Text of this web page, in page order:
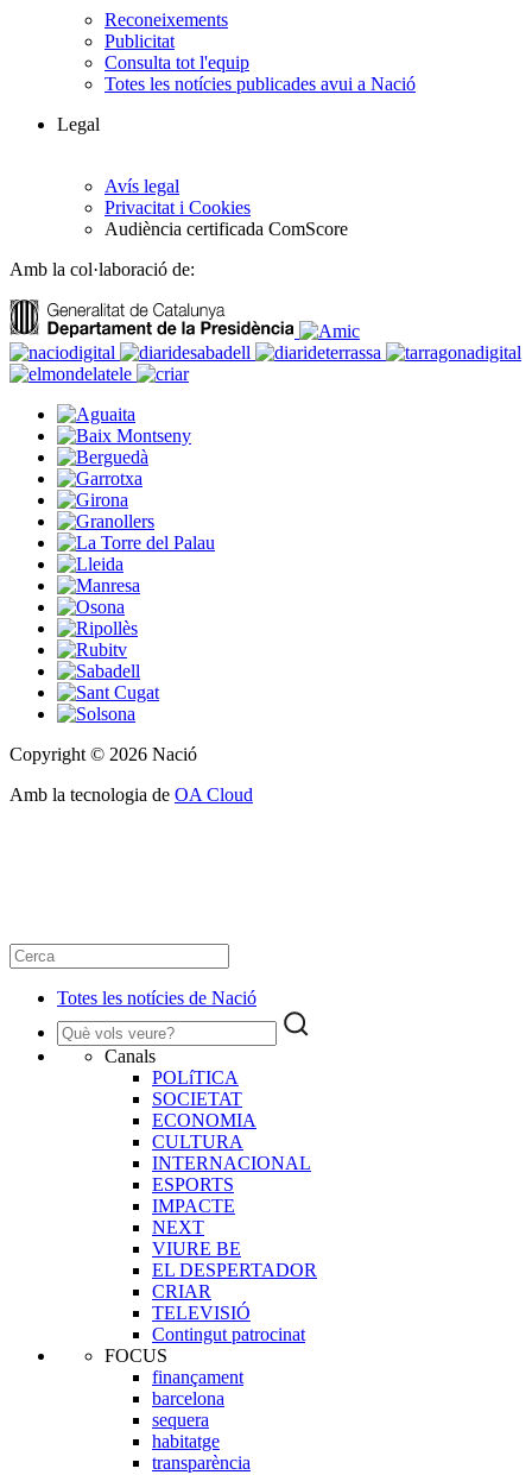
Reconeixements
Publicitat
Consulta tot l'equip
Totes les notícies publicades avui a Nació
Legal
Avís legal
Privacitat i Cookies
Audiència certificada ComScore
Amb la col·laboració de:
Copyright © 2026 Nació
Amb la tecnologia de OA Cloud
Totes les notícies de Nació
Canals
POLíTICA
SOCIETAT
ECONOMIA
CULTURA
INTERNACIONAL
ESPORTS
IMPACTE
NEXT
VIURE BE
EL DESPERTADOR
CRIAR
TELEVISIÓ
Contingut patrocinat
FOCUS
finançament
barcelona
sequera
habitatge
transparència